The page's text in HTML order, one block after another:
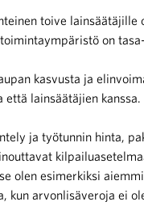
toive lainsäätäjille
on
kasvusta ja
että lainsäätäjien kanssa.
ja työtunnin hinta,
olen esimerkiksi
kun arvonlisäveroja ei